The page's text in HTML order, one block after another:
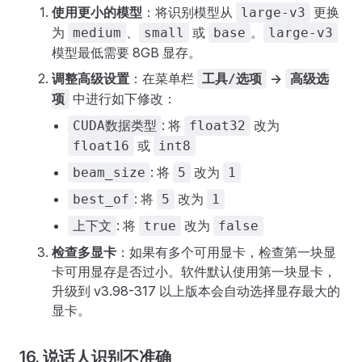
使用更小的模型 ：将识别模型从 large-v3 更换
为 medium 、 small 或 base 。 large-v3
模型最低需要 8GB 显存。
调整高级设置 ：在菜单栏 工具/选项 -> 高级选
项 中进行如下修改：
CUDA数据类型 : 将 float32 改为
float16 或 int8
beam_size : 将 5 改为
1
best_of : 将 5 改为
1
上下文 : 将 true 改为 false
检查多显卡 ：如果有多个可用显卡，检查第一块显
卡可用显存是否过小。软件默认使用第一块显卡，
升级到 v3.98-317 以上版本会自动选择显存最大的
显卡。
16. 说话人识别不准确